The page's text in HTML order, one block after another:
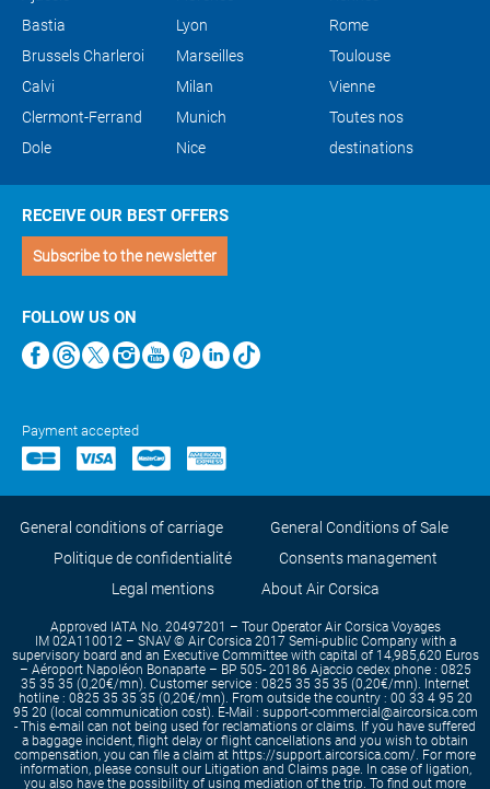
Bastia
Brussels Charleroi
Calvi
Clermont-Ferrand
Dole
Lyon
Marseilles
Milan
Munich
Nice
Rome
Toulouse
Vienne
Toutes nos
destinations
RECEIVE OUR BEST OFFERS
Subscribe to the newsletter
FOLLOW US ON
Payment accepted
General conditions of carriage
General Conditions of Sale
Politique de confidentialité
Consents management
Legal mentions
About Air Corsica
Approved IATA No. 20497201 – Tour Operator Air Corsica Voyages
IM 02A110012 – SNAV © Air Corsica 2017 Semi-public Company with a
supervisory board and an Executive Committee with capital of 14,985,620 Euros
– Aéroport Napoléon Bonaparte – BP 505- 20186 Ajaccio cedex phone : 0825
35 35 35 (0,20€/mn). Customer service : 0825 35 35 35 (0,20€/mn). Internet
hotline : 0825 35 35 35 (0,20€/mn). From outside the country : 00 33 4 95 20
95 20 (local communication cost). E-Mail : support-commercial@aircorsica.com
- This e-mail can not being used for reclamations or claims. If you have suffered
a baggage incident, flight delay or flight cancellations and you wish to obtain
compensation, you can file a claim at https://support.aircorsica.com/. For more
information, please consult our Litigation and Claims page. In case of ligation,
you also have the possibility of using mediation of the trip. To find out more